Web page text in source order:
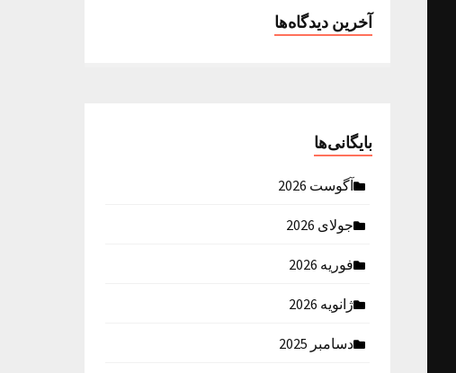
آخرین دیدگاه‌ها
بایگانی‌ها
آگوست 2026
جولای 2026
فوریه 2026
ژانویه 2026
دسامبر 2025